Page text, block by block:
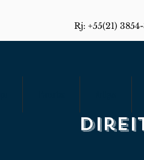
Rj: +55(21)